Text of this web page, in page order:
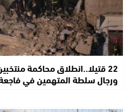
22 قتيلا..انطلاق محاكمة
ورجال سلطة المتهمين في